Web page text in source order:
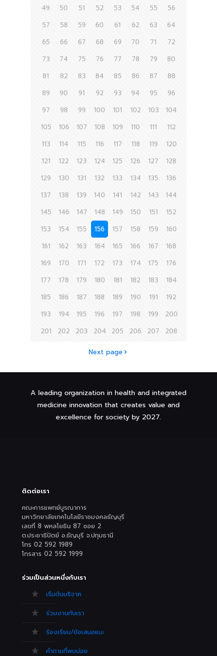
49 50 51 52 53 54 55
56
57
58 59 60 61 62 63
64
65
66 67 68 69 70 71
72
73
74 75 76 77 78 79
80
81
82 83 84 85 86 87
88
89
90 91 92 93 94 95
96
97
98 99 100 101 102 103
104
105
106 107 108 109 110 111
112
113
114 115 116 117 118 119
120
121
122 123 124 125 126 127
128
129
130 131 132 133 134 135
136
137
138 139 140 141 142 143
144
145
146 147 148 149 150 151
152
153
154 155 156 157 158 159
160
161
162 163 164 165 166 167
168
169
170 171 172 173 174 175
176
177
178 179 180 181 182 183
184
185
186 187 188 189 190 191
192
193
194 195 196 197 198 199
200
201
202 203 204 205 206 207 208
Next page
A leading organization in health and integrated
medicine innovation that creates value and
excellence for society by 2027.
ติดต่อเรา
คณะการแพทย์บูรณาการ
มหาวิทยาลัยเทคโนโลยีราชมงคลธัญบุรี
เลขที่ 8 พหลโยธิน 87 ซอย 2
ต.ประชาธิปัตย์ อ.ธัญบุรี จ.ปทุมธานี
โทร 02 592 1989
โทรสาร 02 592 1999
ร่วมเป็นส่วนหนึ่งกับเรา
เริ่มต้นบริจาค
ร่วมงานกับเรา
ร้องเรียน/ข้อเสนอแนะ
คำถามที่พบบ่อย